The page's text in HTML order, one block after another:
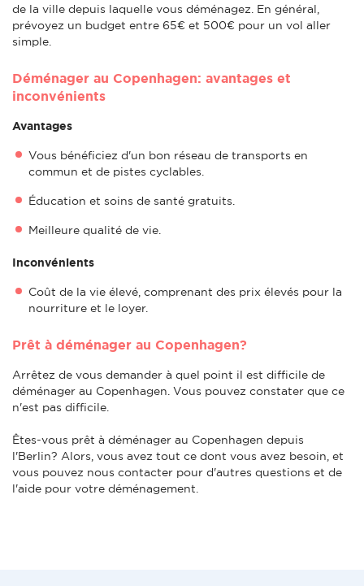
de la ville depuis laquelle vous déménagez. En général,
prévoyez un budget entre 65€ et 500€ pour un vol aller
simple.
Déménager au Copenhagen: avantages et
inconvénients
Avantages
Vous bénéficiez d'un bon réseau de transports en
commun et de pistes cyclables.
Éducation et soins de santé gratuits.
Meilleure qualité de vie.
Inconvénients
Coût de la vie élevé, comprenant des prix élevés pour la
nourriture et le loyer.
Prêt à déménager au Copenhagen?
Arrêtez de vous demander à quel point il est difficile de
déménager au Copenhagen. Vous pouvez constater que ce
n'est pas difficile.
Êtes-vous prêt à déménager au Copenhagen depuis
l'Berlin? Alors, vous avez tout ce dont vous avez besoin, et
vous pouvez nous contacter pour d'autres questions et de
l'aide pour votre déménagement.